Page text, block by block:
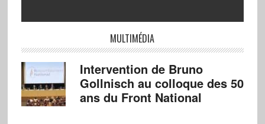
MULTIMÉDIA
Intervention de Bruno
Gollnisch au colloque des 50
ans du Front National